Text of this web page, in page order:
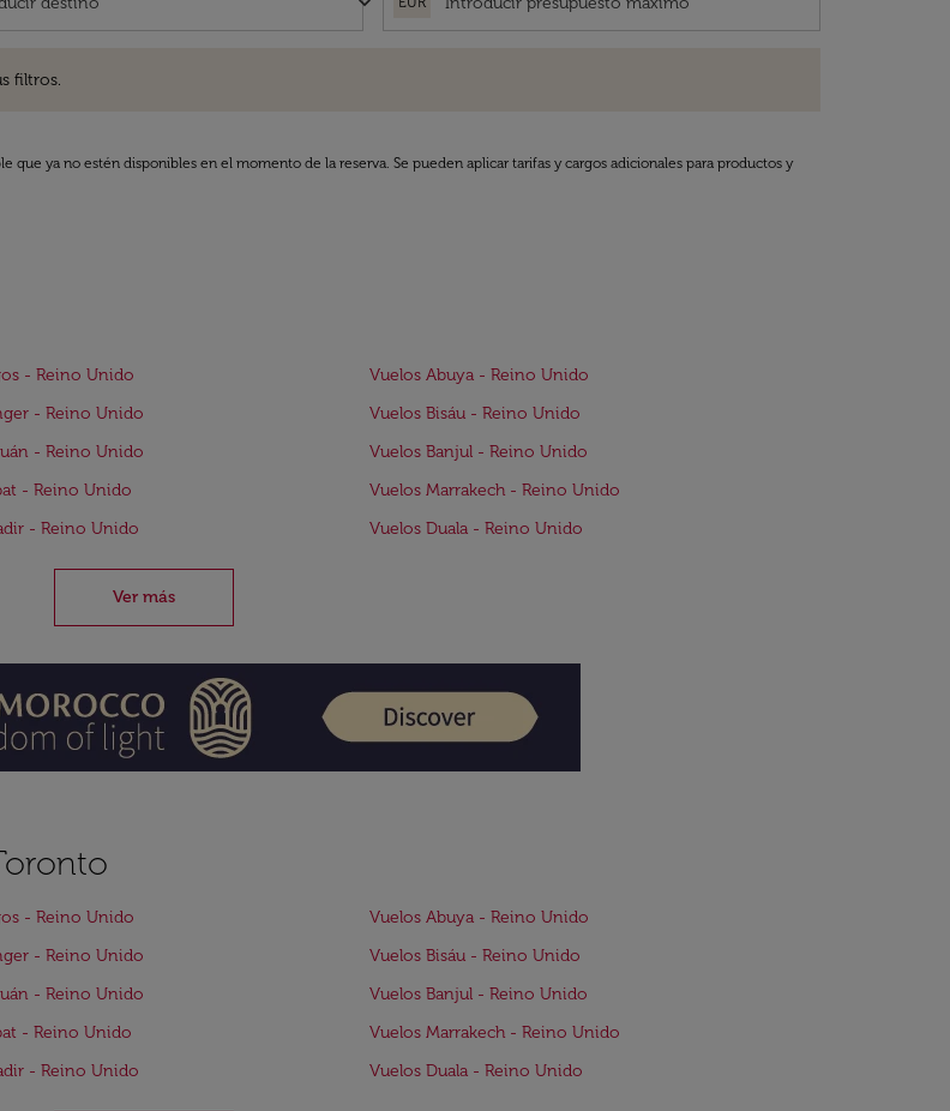
filtros.
que ya no estén disponibles en el momento de la reserva. Se pueden aplicar tarifas y cargos adicionales para productos y
- Reino Unido
Vuelos Abuya - Reino Unido
- Reino Unido
Vuelos Bisáu - Reino Unido
- Reino Unido
Vuelos Banjul - Reino Unido
- Reino Unido
Vuelos Marrakech - Reino Unido
- Reino Unido Vuelos Duala - Reino Unido
Ver más
- Reino Unido
Vuelos Abuya - Reino Unido
- Reino Unido
Vuelos Bisáu - Reino Unido
- Reino Unido
Vuelos Banjul - Reino Unido
- Reino Unido
Vuelos Marrakech - Reino Unido
- Reino Unido Vuelos Duala - Reino Unido